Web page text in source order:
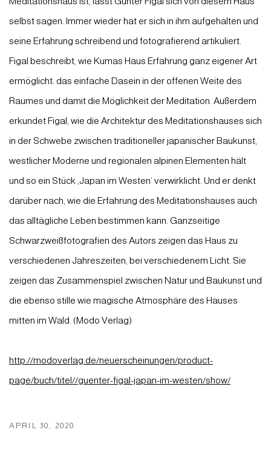
selbst sagen. Immer wieder hat er sich in ihm aufgehalten und
seine Erfahrung schreibend und fotografierend artikuliert.
Figal beschreibt, wie Kumas Haus Erfahrung ganz eigener Art
ermöglicht: das einfache Dasein in der offenen Weite des
Raumes und damit die Möglichkeit der Meditation. Außerdem
erkundet Figal, wie die Architektur des Meditationshauses sich
in der Schwebe zwischen traditioneller japanischer Baukunst,
westlicher Moderne und regionalen alpinen Elementen hält
und so ein Stück ‚Japan im Westen’ verwirklicht. Und er denkt
darüber nach, wie die Erfahrung des Meditationshauses auch
das alltägliche Leben bestimmen kann. Ganzseitige
Schwarzweißfotografien des Autors zeigen das Haus zu
verschiedenen Jahreszeiten, bei verschiedenem Licht. Sie
zeigen das Zusammenspiel zwischen Natur und Baukunst und
die ebenso stille wie magische Atmosphäre des Hauses
mitten im Wald. (Modo Verlag)
http://modoverlag.de/neuerscheinungen/product-
page/buch/titel//guenter-figal-japan-im-westen/show/
APRIL 30, 2020